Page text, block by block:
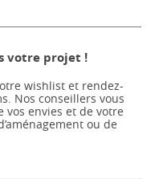
votre projet !
wishlist et rendez-
Nos conseillers vous
envies et de votre
ou de